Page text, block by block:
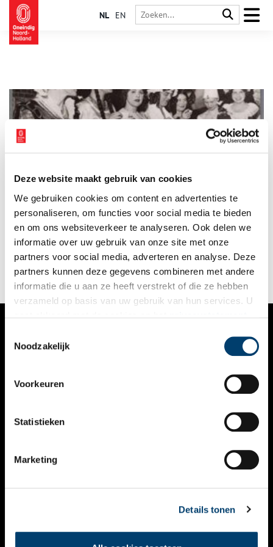
Deze website maakt gebruik van cookies
We gebruiken cookies om content en advertenties te
personaliseren, om functies voor social media te bieden
en om ons websiteverkeer te analyseren. Ook delen we
informatie over uw gebruik van onze site met onze
partners voor social media, adverteren en analyse. Deze
partners kunnen deze gegevens combineren met andere
informatie die u aan ze heeft verstrekt of die ze hebben
verzameld op basis van uw gebruik van hun services. U
Noodzakelijk
Voorkeuren
Statistieken
Marketing
Details tonen
NL EN
Op 28 februari 1931 vond er een spektakel plaats in het
Stedelijk Museum in Amsterdam. Een historische modeshow
van heldinnen, georganiseerd door de feministes en
Amsterdamse dames. Het was het adembenemende slotstuk
van een campagne om in tijden van economische malaise
fondsen te werven voor de internationale vrouwenbeweging.
VERHALEN
KALENDER
THEMA’S
VIDEO’S
CONTACT